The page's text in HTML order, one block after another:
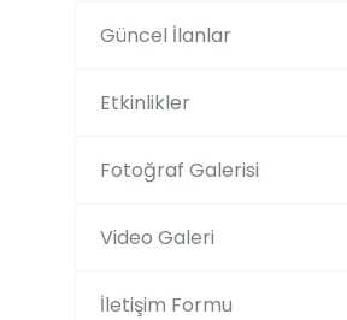
Güncel İlanlar
Etkinlikler
Fotoğraf Galerisi
Video Galeri
İletişim Formu